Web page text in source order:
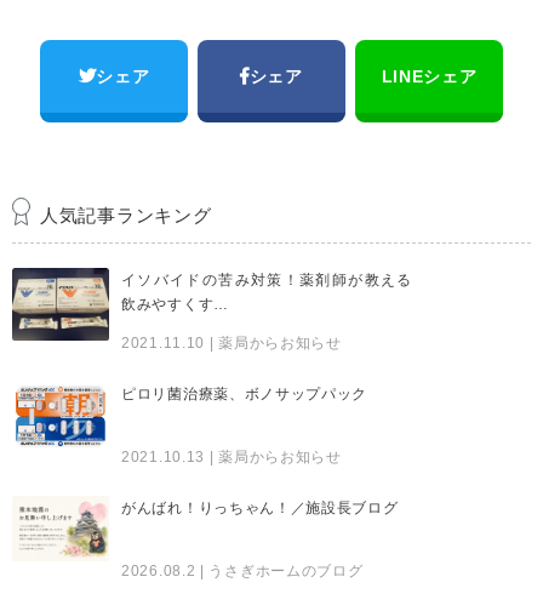
シェア シェア LINEシェア
人気記事ランキング
イソバイドの苦み対策！薬剤師が教える
飲みやすくす…
2021.11.10 | 薬局からお知らせ
ピロリ菌治療薬、ボノサップパック
2021.10.13 | 薬局からお知らせ
がんばれ！りっちゃん！／施設長ブログ
2026.08.2 | うさぎホームのブログ